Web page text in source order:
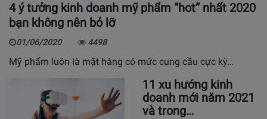
4 ý tưởng kinh doanh mỹ phẩm “hot” nhất 2020
bạn không nên bỏ lỡ
01/06/2020 4498
Mỹ phẩm luôn là mặt hàng có mức cung cầu cực kỳ…
11 xu hướng kinh
doanh mới năm 2021
và trong…